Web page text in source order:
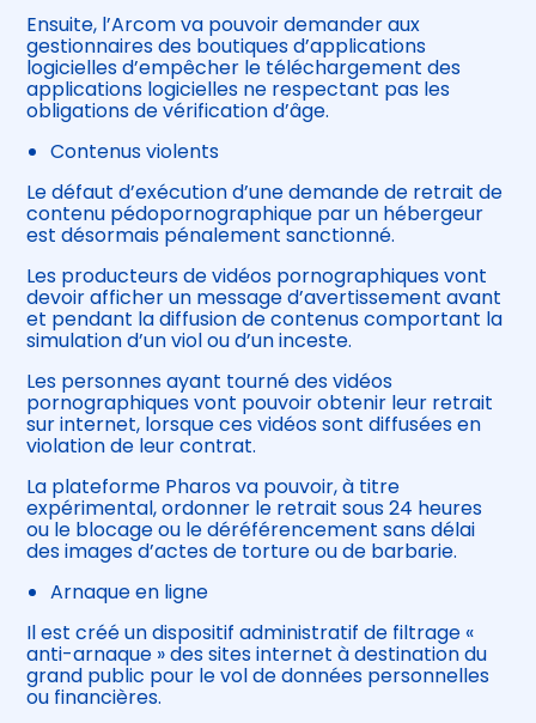
Ensuite, l’Arcom va pouvoir demander aux
gestionnaires des boutiques d’applications
logicielles d’empêcher le téléchargement des
applications logicielles ne respectant pas les
obligations de vérification d’âge.
Contenus violents
Le défaut d’exécution d’une demande de retrait de
contenu pédopornographique par un hébergeur
est désormais pénalement sanctionné.
Les producteurs de vidéos pornographiques vont
devoir afficher un message d’avertissement avant
et pendant la diffusion de contenus comportant la
simulation d’un viol ou d’un inceste.
Les personnes ayant tourné des vidéos
pornographiques vont pouvoir obtenir leur retrait
sur internet, lorsque ces vidéos sont diffusées en
violation de leur contrat.
La plateforme Pharos va pouvoir, à titre
expérimental, ordonner le retrait sous 24 heures
ou le blocage ou le déréférencement sans délai
des images d’actes de torture ou de barbarie.
Arnaque en ligne
Il est créé un dispositif administratif de filtrage «
anti-arnaque » des sites internet à destination du
grand public pour le vol de données personnelles
ou financières.